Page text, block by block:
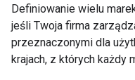
Definiowanie wielu
jeśli Twoja firma
przeznaczonymi dla
krajach, z których każdy